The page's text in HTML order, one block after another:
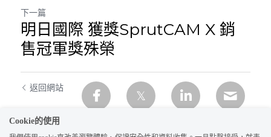
下一篇
明日國際 獲獎SprutCAM X 銷
售冠軍獎殊榮
返回網站
Cookie的使用